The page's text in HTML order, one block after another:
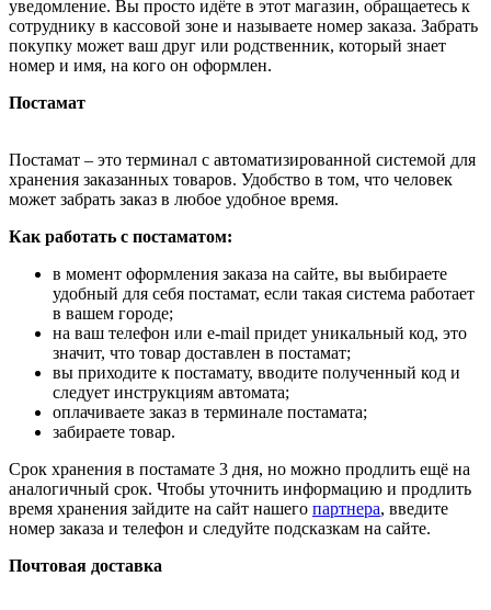
уведомление. Вы просто идёте в этот магазин, обращаетесь к
сотруднику в кассовой зоне и называете номер заказа. Забрать
покупку может ваш друг или родственник, который знает
номер и имя, на кого он оформлен.
Постамат
Постамат – это терминал с автоматизированной системой для
хранения заказанных товаров. Удобство в том, что человек
может забрать заказ в любое удобное время.
Как работать с постаматом:
в момент оформления заказа на сайте, вы выбираете
удобный для себя постамат, если такая система работает
в вашем городе;
на ваш телефон или e-mail придет уникальный код, это
значит, что товар доставлен в постамат;
вы приходите к постамату, вводите полученный код и
следует инструкциям автомата;
оплачиваете заказ в терминале постамата;
забираете товар.
Срок хранения в постамате 3 дня, но можно продлить ещё на
аналогичный срок. Чтобы уточнить информацию и продлить
время хранения зайдите на сайт нашего партнера, введите
номер заказа и телефон и следуйте подсказкам на сайте.
Почтовая доставка